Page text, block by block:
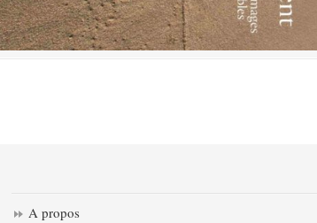
A propos